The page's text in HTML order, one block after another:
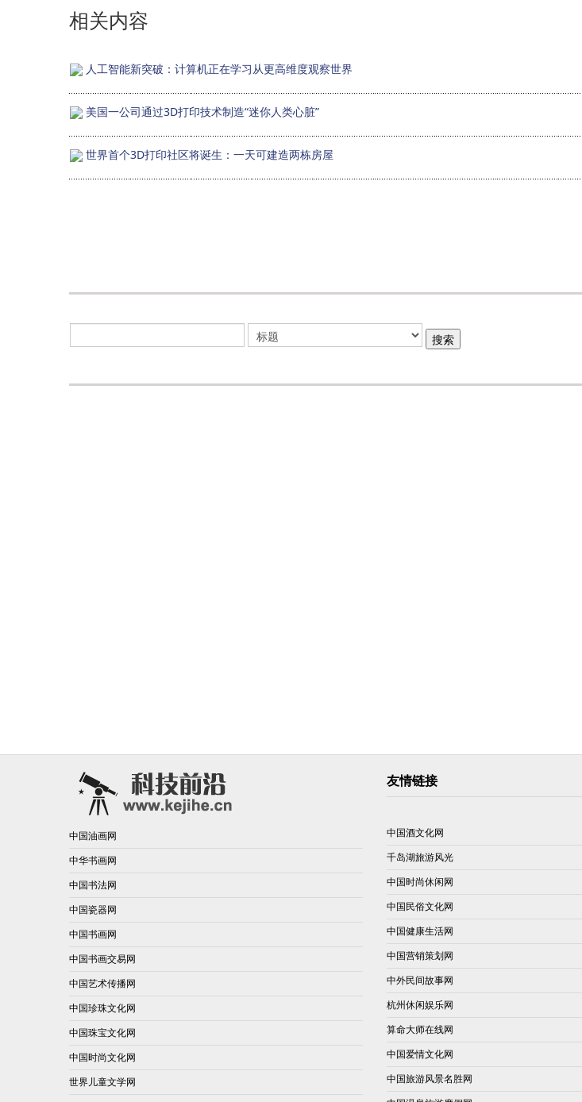
相关内容
人工智能新突破：计算机正在学习从更高维度观察世界
美国一公司通过3D打印技术制造“迷你人类心脏”
世界首个3D打印社区将诞生：一天可建造两栋房屋
中国油画网
中华书画网
中国书法网
中国瓷器网
中国书画网
中国书画交易网
中国艺术传播网
中国珍珠文化网
中国珠宝文化网
中国时尚文化网
世界儿童文学网
友情链接
中国酒文化网
千岛湖旅游风光
中国时尚休闲网
中国民俗文化网
中国健康生活网
中国营销策划网
中外民间故事网
杭州休闲娱乐网
算命大师在线网
中国爱情文化网
中国旅游风景名胜网